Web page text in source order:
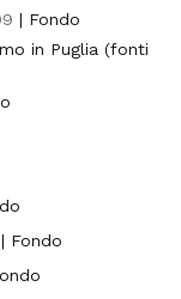
| Fondo
in Puglia (fonti
| Fondo